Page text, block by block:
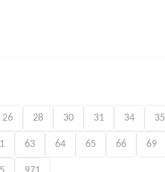
26 28 30 31 34 35
63 64 65 66 69